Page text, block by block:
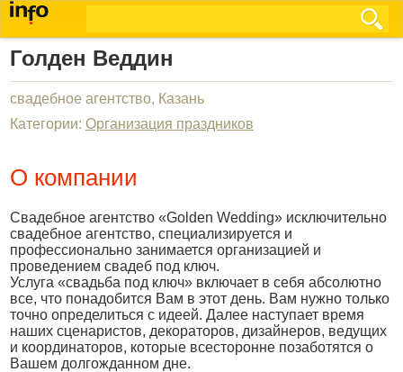
Голден Веддин
свадебное агентство, Казань
Категории: Организация праздников
О компании
Свадебное агентство «Golden Wedding» исключительно
свадебное агентство, специализируется и
профессионально занимается организацией и
проведением свадеб под ключ.
Услуга «свадьба под ключ» включает в себя абсолютно
все, что понадобится Вам в этот день. Вам нужно только
точно определиться с идеей. Далее наступает время
наших сценаристов, декораторов, дизайнеров, ведущих
и координаторов, которые всесторонне позаботятся о
Вашем долгожданном дне.